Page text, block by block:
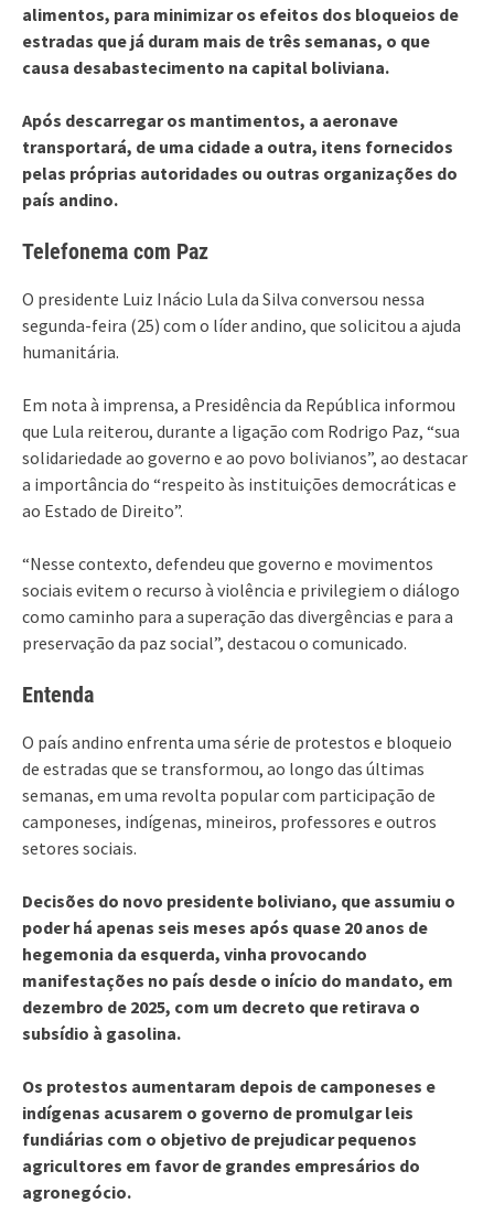
alimentos, para minimizar os efeitos dos bloqueios de
estradas que já duram mais de três semanas, o que
causa desabastecimento na capital boliviana.
Após descarregar os mantimentos, a aeronave
transportará, de uma cidade a outra, itens fornecidos
pelas próprias autoridades ou outras organizações do
país andino.
Telefonema com Paz
O presidente Luiz Inácio Lula da Silva conversou nessa
segunda-feira (25) com o líder andino, que solicitou a ajuda
humanitária.
Em nota à imprensa, a Presidência da República informou
que Lula reiterou, durante a ligação com Rodrigo Paz, “sua
solidariedade ao governo e ao povo bolivianos”, ao destacar
a importância do “respeito às instituições democráticas e
ao Estado de Direito”.
“Nesse contexto, defendeu que governo e movimentos
sociais evitem o recurso à violência e privilegiem o diálogo
como caminho para a superação das divergências e para a
preservação da paz social”, destacou o comunicado.
Entenda
O país andino enfrenta uma série de protestos e bloqueio
de estradas que se transformou, ao longo das últimas
semanas, em uma revolta popular com participação de
camponeses, indígenas, mineiros, professores e outros
setores sociais.
Decisões do novo presidente boliviano, que assumiu o
poder há apenas seis meses após quase 20 anos de
hegemonia da esquerda, vinha provocando
manifestações no país desde o início do mandato, em
dezembro de 2025, com um decreto que retirava o
subsídio à gasolina.
Os protestos aumentaram depois de camponeses e
indígenas acusarem o governo de promulgar leis
fundiárias com o objetivo de prejudicar pequenos
agricultores em favor de grandes empresários do
agronegócio.